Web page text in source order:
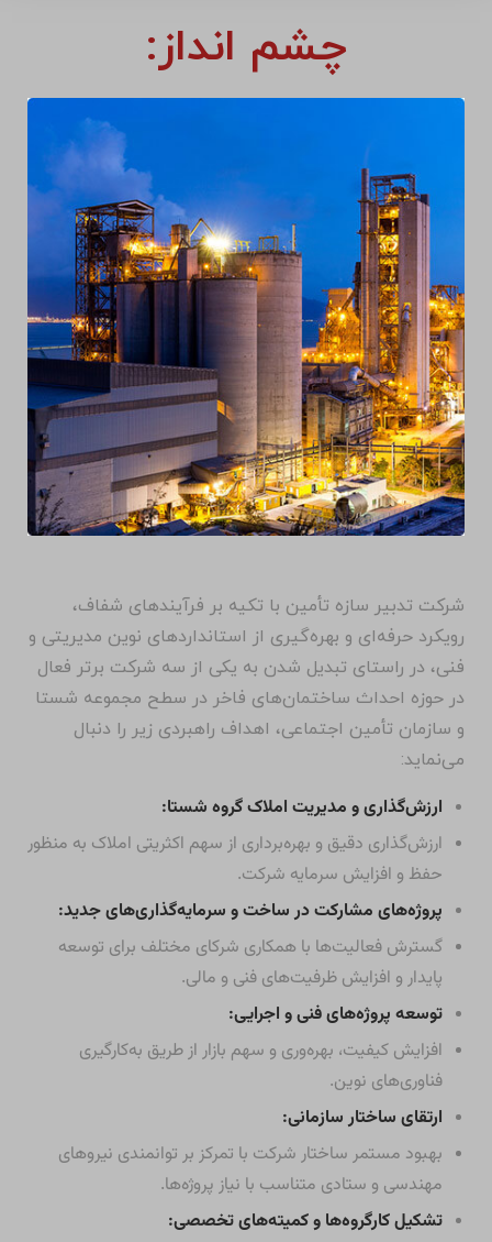
چشم انداز:
شرکت تدبیر سازه تأمین با تکیه بر فرآیندهای شفاف،
رویکرد حرفه‌ای و بهره‌گیری از استانداردهای نوین مدیریتی و
فنی، در راستای تبدیل شدن به یکی از سه شرکت برتر فعال
در حوزه احداث ساختمان‌های فاخر در سطح مجموعه شستا
و سازمان تأمین اجتماعی، اهداف راهبردی زیر را دنبال
می‌نماید:
ارزش‌گذاری و مدیریت املاک گروه شستا:
ارزش‌گذاری دقیق و بهره‌برداری از سهم اکثریتی املاک به منظور
حفظ و افزایش سرمایه شرکت.
پروژه‌های مشارکت در ساخت و سرمایه‌گذاری‌های جدید:
گسترش فعالیت‌ها با همکاری شرکای مختلف برای توسعه
پایدار و افزایش ظرفیت‌های فنی و مالی.
توسعه پروژه‌های فنی و اجرایی:
افزایش کیفیت، بهره‌وری و سهم بازار از طریق به‌کارگیری
فناوری‌های نوین.
ارتقای ساختار سازمانی:
بهبود مستمر ساختار شرکت با تمرکز بر توانمندی نیروهای
مهندسی و ستادی متناسب با نیاز پروژه‌ها.
تشکیل کارگروه‌ها و کمیته‌های تخصصی: